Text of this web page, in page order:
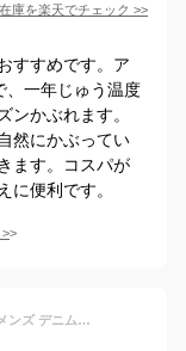
庫を楽天でチェック >>
すすめです。ア
、一年じゅう温度
ンかぶれます。
然にかぶってい
ます。コスパが
に便利です。
>
中折れハット メンズ 大きいサイズ ハット メンズ デニム 秋冬 春夏 春 夏 ゆったり 日本製 ハットストローハット メンズ 麦わら帽子 レディース 麦わら帽子 メンズ 中折れハット 黒 中折れハット ハット uv ハット 紫外線 夏 110184